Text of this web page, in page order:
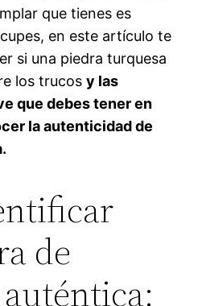
que tienes es
en este artículo te
si una piedra turquesa
los trucosy las
que debes tener en
la autenticidad de
de